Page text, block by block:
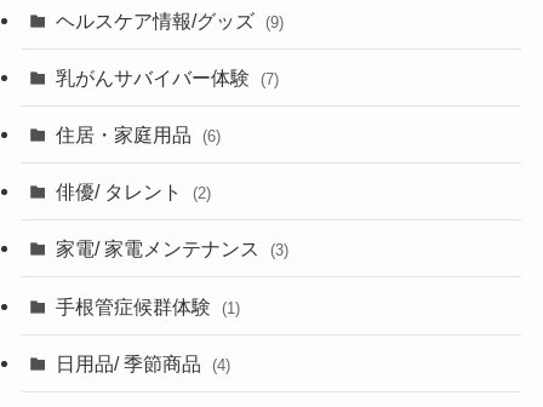
ヘルスケア情報/グッズ (9)
乳がんサバイバー体験 (7)
住居・家庭用品 (6)
俳優/ タレント (2)
家電/ 家電メンテナンス (3)
手根管症候群体験 (1)
日用品/ 季節商品 (4)